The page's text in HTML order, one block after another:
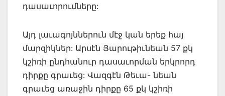
դասաւորումները:
Այդ լաւագոյններուն մէջ կան երեք հայ
մարզիկներ: Արսէն Յարութիւնեան 57 քկ
կշիռի ընդհանուր դասաւորման երկրորդ
դիրքը գրաւեց: Վազգէն Թեւա- նեան
գրաւեց առաջին դիրքը 65 քկ կշիռի